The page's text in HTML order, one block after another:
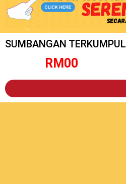
SUMBANGAN TERKUMPUL
RM 00